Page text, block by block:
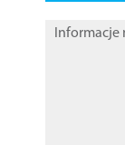
Informacje